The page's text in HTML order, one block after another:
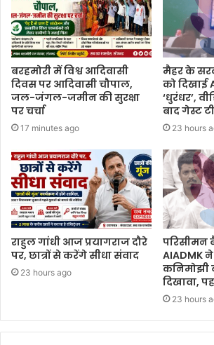
बरहमोरी में विश्व आदिवासी
दिवस पर आदिवासी चौपाल,
जल-जंगल-जमीन की सुरक्षा
पर चर्चा
17 minutes ago
मैहर के
को दिखाई
‘धुरंधर’,
बाद गेस्ट
23 hours
राहुल गांधी आज प्रयागराज दौरे
पर, छात्रों से करेंगे सीधा संवाद
23 hours ago
परिसीमन
AIADMK
कनिमोझी
दिखावा,
23 hours